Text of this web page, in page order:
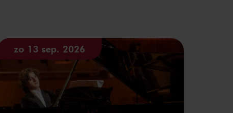
zo 13 sep. 2026